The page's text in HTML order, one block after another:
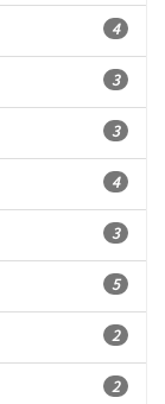
4
3
3
4
3
5
2
2